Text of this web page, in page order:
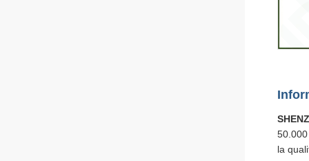
la